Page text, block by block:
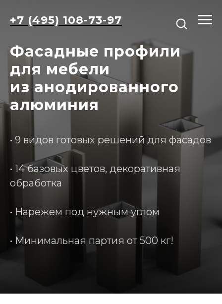
+7 (495) 108-73-97
Фасадные профили
для мебели
из анодированного
алюминия
• 9 видов готовых решений для фасадов
• 14 базовых цветов, декоративная
обработка
• Нарежем под нужным углом
• Минимальная партия от 500 кг!